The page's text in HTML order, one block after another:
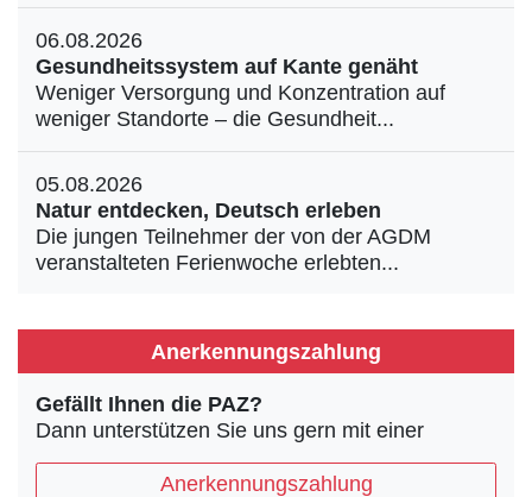
06.08.2026
Gesundheitssystem auf Kante genäht
Weniger Versorgung und Konzentration auf
weniger Standorte – die Gesundheit...
05.08.2026
Natur entdecken, Deutsch erleben
Die jungen Teilnehmer der von der AGDM
veranstalteten Ferienwoche erlebten...
Anerkennungszahlung
Gefällt Ihnen die PAZ?
Dann unterstützen Sie uns gern mit einer
Anerkennungszahlung